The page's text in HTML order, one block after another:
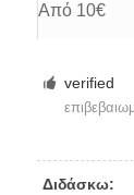
Από 10€
verified
Διδάσκω: